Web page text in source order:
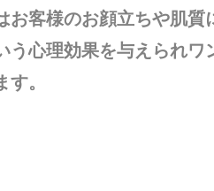
お客様のお顔立ちや肌質
う心理効果を与えられワ
。